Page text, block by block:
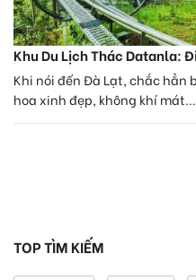
Khu Du Lịch Thác Datanla:
Khi nói đến Đà Lạt, chắc hẳn
hoa xinh đẹp, không khí mát...
TOP TÌM KIẾM